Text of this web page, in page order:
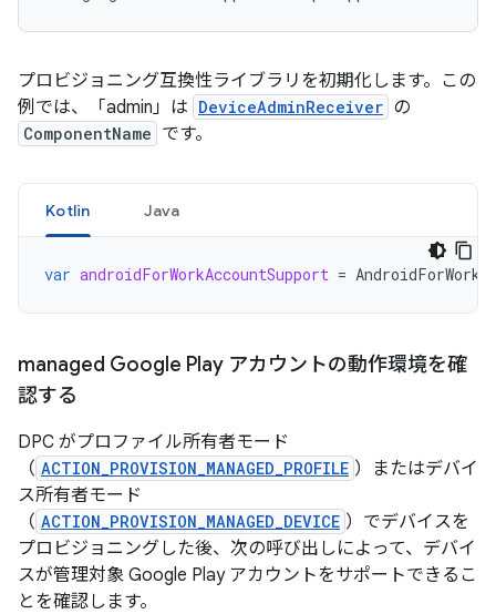
プロビジョニング互換性ライブラリを初期化します。この
例では、「admin」は DeviceAdminReceiver の
ComponentName です。
Kotlin Java
var androidForWorkAccountSupport =
managed Google Play アカウントの動作環境を確
認する
DPC がプロファイル所有者モード
（ ACTION_PROVISION_MANAGED_PROFILE ）またはデバイ
ス所有者モード
（ ACTION_PROVISION_MANAGED_DEVICE ）でデバイスを
プロビジョニングした後、次の呼び出しによって、デバイ
スが管理対象 Google Play アカウントをサポートできるこ
とを確認します。